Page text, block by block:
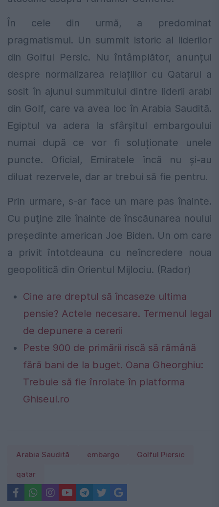
În cele din urmă, a predominat
pragmatismul. Un summit istoric al liderilor
din Golful Persic. Nu întâmplător, anunțul
despre normalizarea relațiilor cu Qatarul a
sosit în ajunul summitului dintre liderii arabi
din Golf, care va avea loc în Arabia Saudită.
Egiptul va adera la sfârșitul embargoului
numai după ce vor fi soluționate unele
puncte. Oficial, Emiratele încă nu și-au
diluat rezervele, dar ar trebui să fie pentru.
Prin urmare, s-ar face un mare pas înainte.
Cu puţine zile înainte de înscăunarea noului
președinte american Joe Biden. Un om care
a privit întotdeauna cu neîncredere noua
geopolitică din Orientul Mijlociu. (Rador)
Cine are dreptul să încaseze ultima
pensie? Actele necesare. Termenul legal
de depunere a cererii
Peste 900 de primării riscă să rămână
fără bani de la buget. Oana Gheorghiu:
Trebuie să fie înrolate în platforma
Ghiseul.ro
Arabia Saudită embargo Golful Piersic
qatar